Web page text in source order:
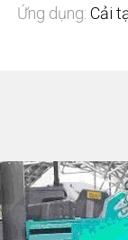
Ứng dụng: Cải